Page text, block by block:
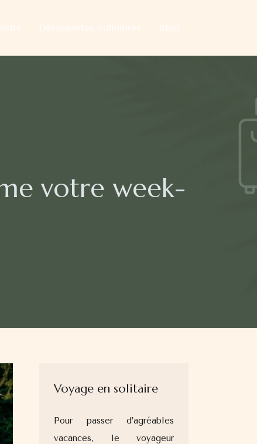
votre week-
Voyage en solitaire
Pour passer d’agréables
vacances, le voyageur